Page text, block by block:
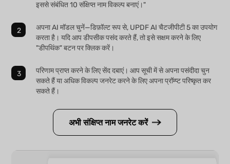
इससे संबंधित 10 संक्षिप्त नाम विकल्प बनाएं।"
अपना AI मॉडल चुनें—डिफ़ॉल्ट रूप से, UPDF AI चैटजीपीटी 5 का उपयोग
करता है। यदि आप डीपसीक पसंद करते हैं, तो इसे सक्षम करने के लिए
"डीपथिंक" बटन पर क्लिक करें।
परिणाम प्राप्त करने के लिए सेंद दबाएं। आप सूची में से अपना पसंदीदा चुन
सकते हैं या अधिक विकल्प जनरेट करने के लिए अपना प्रॉम्प्ट परिष्कृत कर
सकते हैं।
अभी संक्षिप्त नाम जनरेट करें